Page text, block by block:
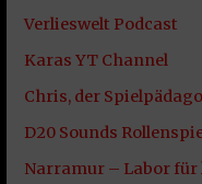
Verlieswelt Podcast
Karas YT Channel
Chris, der
D20 Sounds
Narramur – Labor für